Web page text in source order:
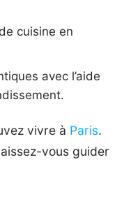
cuisine en
avec l’aide
vivre à Paris.
vous guider